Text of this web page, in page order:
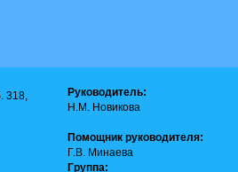
318,
Руководитель:
Н.М. Новикова
Помощник руководителя:
Г.В. Минаева
Группа: